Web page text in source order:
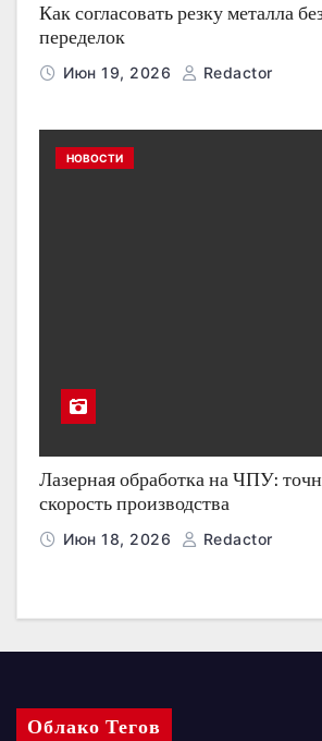
Как согласовать резку металла
переделок
Июн 19, 2026 Redactor
НОВОСТИ
Лазерная обработка на ЧПУ:
скорость производства
Июн 18, 2026 Redactor
Облако Тегов